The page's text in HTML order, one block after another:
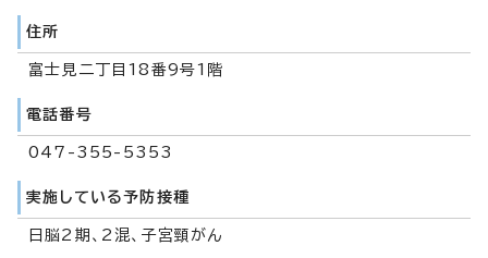
住所
富士見二丁目18番9号1階
電話番号
047-355-5353
実施している予防接種
日脳2期、2混、子宮頸がん